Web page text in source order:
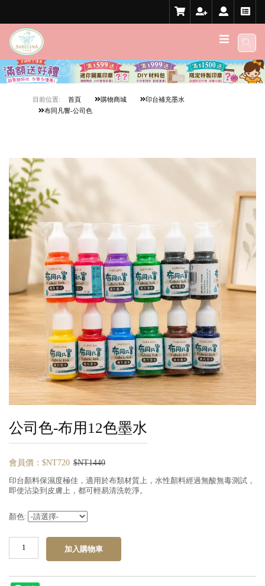
目前位置: 首頁 購物商城
印台補充墨水
布同凡響-公司色
公司色-布用12色墨水
會員價：$NT720 $NT1440
印台顏料保濕度極佳，適用於布類材質上，水性顏料經過無酸無毒測試，
即使沾染到皮膚上，都可輕易清洗乾淨。
顏色: